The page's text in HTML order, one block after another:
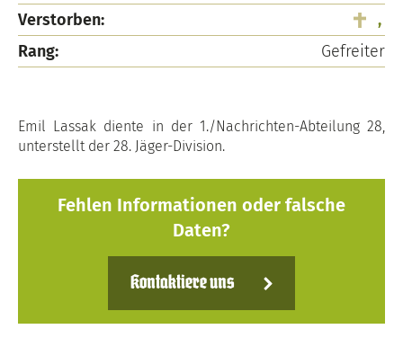
Verstorben:
,
Rang:
Gefreiter
Emil Lassak diente in der 1./Nachrichten-Abteilung 28,
unterstellt der 28. Jäger-Division.
Fehlen Informationen oder falsche
Daten?
Kontaktiere uns